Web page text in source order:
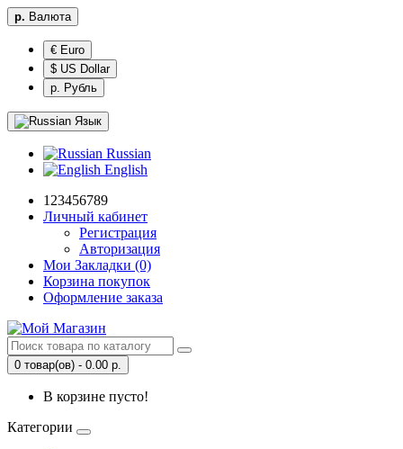
р. Валюта
€ Euro
$ US Dollar
р. Рубль
Язык
Russian
English
123456789
Личный кабинет
Регистрация
Авторизация
Мои Закладки (0)
Корзина покупок
Оформление заказа
0 товар(ов) - 0.00 р.
В корзине пусто!
Категории